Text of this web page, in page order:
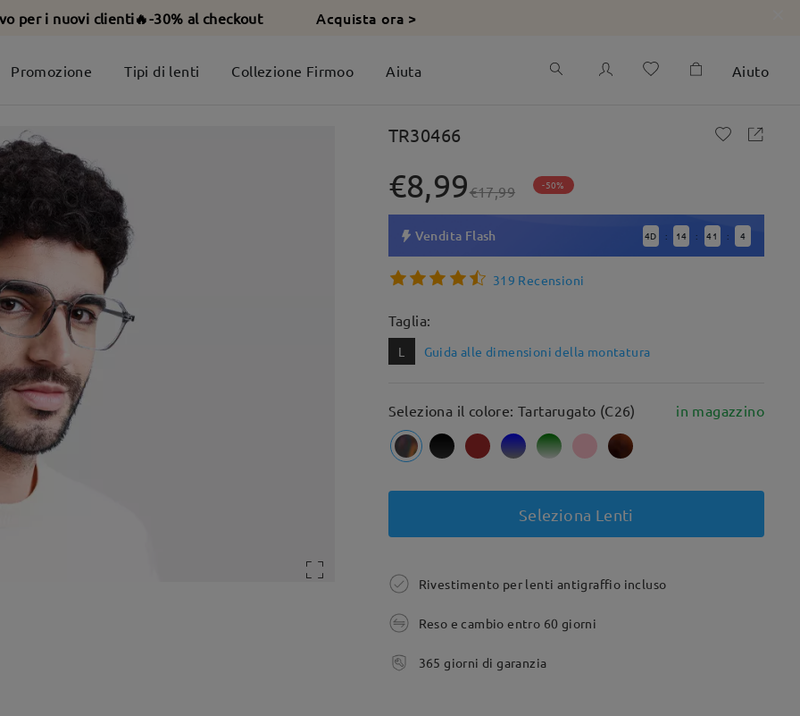
per i nuovi clienti🔥-30% al checkout Acquista ora >
Promozione Tipi di lenti Collezione Firmoo Aiuta Aiuto
TR30466
€8,99€17,99 -50%
Vendita Flash 4D : 14 : 41 : 3
319 Recensioni
Taglia:
L Guida alle dimensioni della montatura
Seleziona il colore: Tartarugato (C26) in magazzino
Seleziona Lenti
Rivestimento per lenti antigraffio incluso
Reso e cambio entro 60 giorni
365 giorni di garanzia